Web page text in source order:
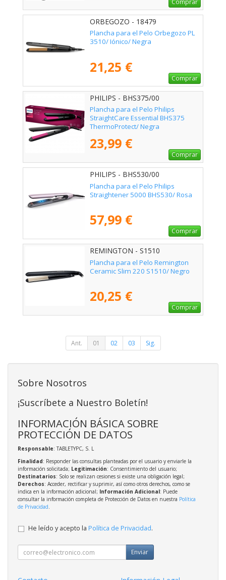
Comprar
ORBEGOZO - 18479
Plancha para el Pelo Orbegozo PL
3510/ Iónico/ Negra
21,25 €
Comprar
PHILIPS - BHS375/00
Plancha para el Pelo Philips
StraightCare Essential BHS375
ThermoProtect/ Negra
23,99 €
Comprar
PHILIPS - BHS530/00
Plancha para el Pelo Philips
Straightener 5000 BHS530/ Rosa
57,99 €
Comprar
REMINGTON - S1510
Plancha para el Pelo Remington
Ceramic Slim 220 S1510/ Negro
20,25 €
Comprar
Ant. 01 02 03 Sig.
Sobre Nosotros
¡Suscríbete a Nuestro Boletín!
INFORMACIÓN BÁSICA SOBRE
PROTECCIÓN DE DATOS
Responsable: TABLETYPC, S. L
Finalidad: Responder las consultas planteadas por el usuario y enviarle la
información solicitada; Legitimación: Consentimiento del usuario;
Destinatarios: Solo se realizan cesiones si existe una obligación legal;
Derechos: Acceder, rectificar y suprimir, así como otros derechos, como se
indica en la información adicional; Información Adicional: Puede
consultar la información completa de Protección de Datos en nuestra Política
de Privacidad.
He leído y acepto la Política de Privacidad.
Enviar